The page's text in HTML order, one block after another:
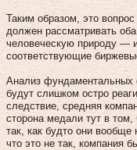
Таким образом, это
должен рассматривать
человеческую природу —
соответствующие
Анализ фундаментальных
будут слишком остро
следствие, средняя
сторона медали тут в
так, как будто они вообще
что это не так, компания